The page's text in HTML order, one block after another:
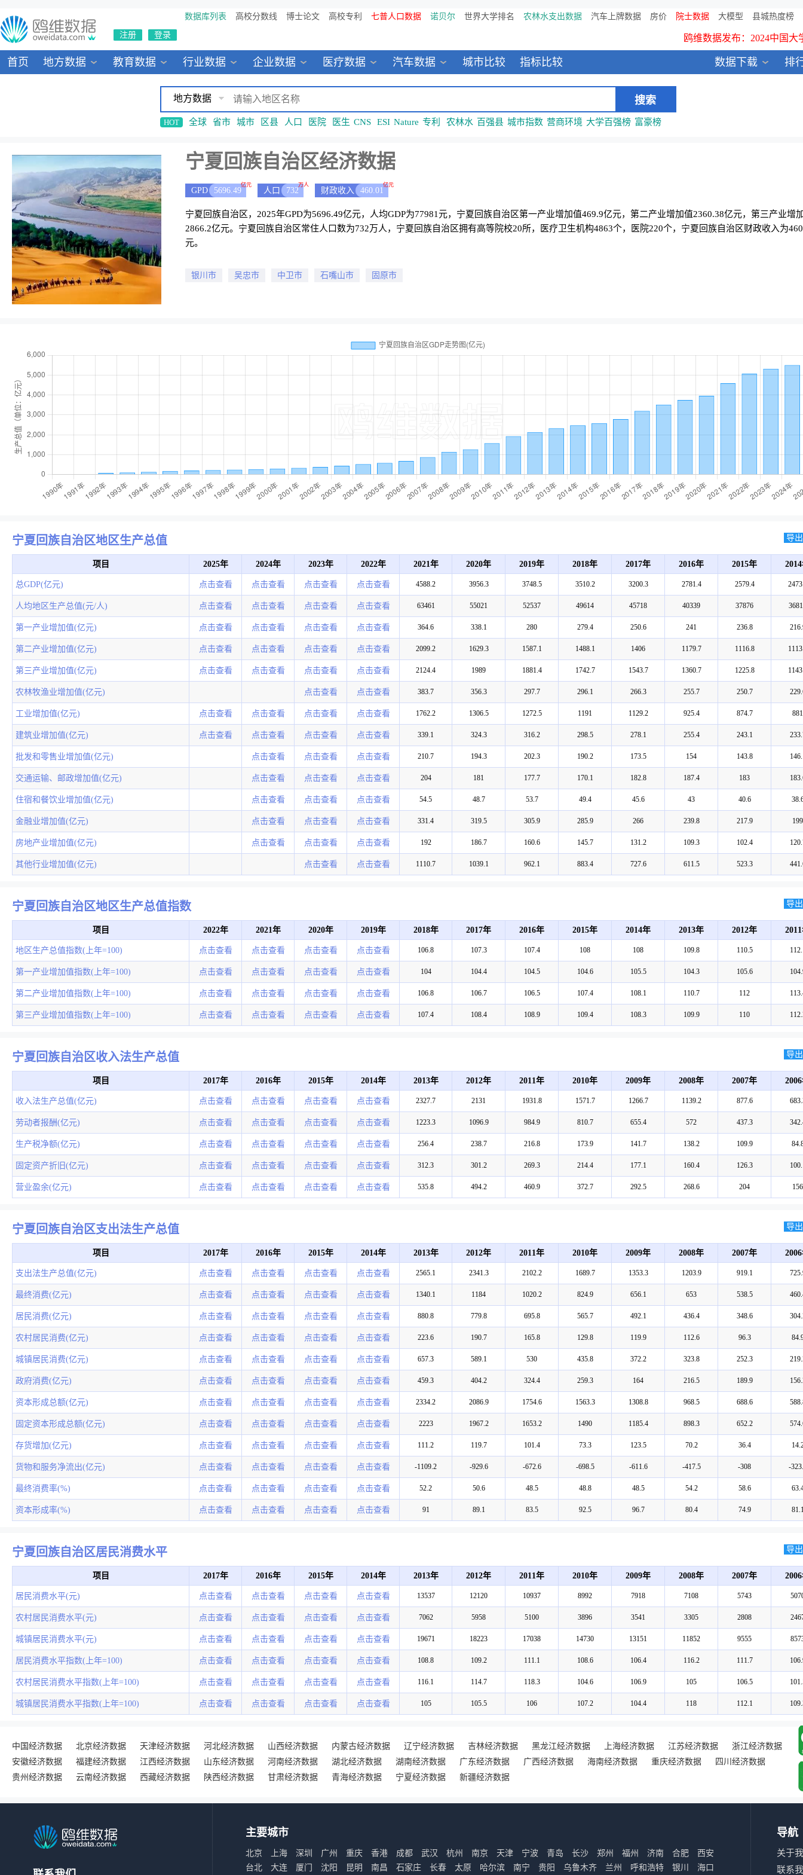
数据库列表 高校分数线 博士论文 高校专利 七普人口数据 诺贝尔 世界大学排名 农林水支出数据 汽车上牌数据 房价 院士数据 大模型 县城热度榜
注册 登录
鸥维数据发布：2024中国大
所有数
全新医院库 包含11万多医疗
首页 地方数据 教育数据 行业数据 企业数据 医疗数据 汽车数据 城市比较 指标比较 排
数据下载
地方数据
HOT 全球 省市 城市 区县 人口 医院 医生 CNS ESI Nature 专利 农林水 百强县 城市指数 营商环境 大学百强榜 富豪榜
宁夏回族自治区经济数据
GPD 5696.49
亿元
人口 732
万人
财政收入 460.01
亿元
宁夏回族自治区，2025年GPD为5696.49亿元，人均GDP为77981元，宁夏回族自治区第一产业增加值469.9亿元，第二产业增加值2360.38亿元，第三产业增
2866.2亿元。宁夏回族自治区常住人口数为732万人，宁夏回族自治区拥有高等院校20所，医疗卫生机构4863个，医院220个，宁夏回族自治区财政收入为
元。
银川市 吴忠市 中卫市 石嘴山市 固原市
宁夏回族自治区地区生产总值 导
项目 2025年 2024年 2023年 2022年 2021年 2020年 2019年 2018年 2017年 2016年 2015年
总GDP(亿元) 点击查看 点击查看 点击查看 点击查看 4588.2 3956.3 3748.5 3510.2 3200.3 2781.4 2579.4
人均地区生产总值(元/人) 点击查看 点击查看 点击查看 点击查看 63461 55021 52537 49614 45718 40339 37876
第一产业增加值(亿元) 点击查看 点击查看 点击查看 点击查看 364.6 338.1 280 279.4 250.6 241 236.8
第二产业增加值(亿元) 点击查看 点击查看 点击查看 点击查看 2099.2 1629.3 1587.1 1488.1 1406 1179.7 1116.8
第三产业增加值(亿元) 点击查看 点击查看 点击查看 点击查看 2124.4 1989 1881.4 1742.7 1543.7 1360.7 1225.8
农林牧渔业增加值(亿元) 点击查看 点击查看 383.7 356.3 297.7 296.1 266.3 255.7 250.7
工业增加值(亿元) 点击查看 点击查看 点击查看 点击查看 1762.2 1306.5 1272.5 1191 1129.2 925.4 874.7 881
建筑业增加值(亿元) 点击查看 点击查看 点击查看 点击查看 339.1 324.3 316.2 298.5 278.1 255.4 243.1
批发和零售业增加值(亿元) 点击查看 点击查看 点击查看 210.7 194.3 202.3 190.2 173.5 154 143.8
交通运输、邮政增加值(亿元) 点击查看 点击查看 点击查看 204 181 177.7 170.1 182.8 187.4 183
住宿和餐饮业增加值(亿元) 点击查看 点击查看 点击查看 54.5 48.7 53.7 49.4 45.6 43 40.6
金融业增加值(亿元) 点击查看 点击查看 点击查看 331.4 319.5 305.9 285.9 266 239.8 217.9 199
房地产业增加值(亿元) 点击查看 点击查看 点击查看 192 186.7 160.6 145.7 131.2 109.3 102.4
其他行业增加值(亿元) 点击查看 点击查看 1110.7 1039.1 962.1 883.4 727.6 611.5 523.3
宁夏回族自治区地区生产总值指数 导
项目 2022年 2021年 2020年 2019年 2018年 2017年 2016年 2015年 2014年 2013年 2012年
地区生产总值指数(上年=100) 点击查看 点击查看 点击查看 点击查看 106.8 107.3 107.4 108 108 109.8 110.5
第一产业增加值指数(上年=100) 点击查看 点击查看 点击查看 点击查看 104 104.4 104.5 104.6 105.5 104.3 105.6
第二产业增加值指数(上年=100) 点击查看 点击查看 点击查看 点击查看 106.8 106.7 106.5 107.4 108.1 110.7 112
第三产业增加值指数(上年=100) 点击查看 点击查看 点击查看 点击查看 107.4 108.4 108.9 109.4 108.3 109.9 110
宁夏回族自治区收入法生产总值 导
项目 2017年 2016年 2015年 2014年 2013年 2012年 2011年 2010年 2009年 2008年 2007年
收入法生产总值(亿元) 点击查看 点击查看 点击查看 点击查看 2327.7 2131 1931.8 1571.7 1266.7 1139.2 877.6
劳动者报酬(亿元) 点击查看 点击查看 点击查看 点击查看 1223.3 1096.9 984.9 810.7 655.4 572 437.3
生产税净额(亿元) 点击查看 点击查看 点击查看 点击查看 256.4 238.7 216.8 173.9 141.7 138.2 109.9
固定资产折旧(亿元) 点击查看 点击查看 点击查看 点击查看 312.3 301.2 269.3 214.4 177.1 160.4 126.3
营业盈余(亿元) 点击查看 点击查看 点击查看 点击查看 535.8 494.2 460.9 372.7 292.5 268.6 204 156
宁夏回族自治区支出法生产总值 导
项目 2017年 2016年 2015年 2014年 2013年 2012年 2011年 2010年 2009年 2008年 2007年
支出法生产总值(亿元) 点击查看 点击查看 点击查看 点击查看 2565.1 2341.3 2102.2 1689.7 1353.3 1203.9 919.1
最终消费(亿元) 点击查看 点击查看 点击查看 点击查看 1340.1 1184 1020.2 824.9 656.1 653 538.5
居民消费(亿元) 点击查看 点击查看 点击查看 点击查看 880.8 779.8 695.8 565.7 492.1 436.4 348.6
农村居民消费(亿元) 点击查看 点击查看 点击查看 点击查看 223.6 190.7 165.8 129.8 119.9 112.6 96.3
城镇居民消费(亿元) 点击查看 点击查看 点击查看 点击查看 657.3 589.1 530 435.8 372.2 323.8 252.3
政府消费(亿元) 点击查看 点击查看 点击查看 点击查看 459.3 404.2 324.4 259.3 164 216.5 189.9
资本形成总额(亿元) 点击查看 点击查看 点击查看 点击查看 2334.2 2086.9 1754.6 1563.3 1308.8 968.5 688.6
固定资本形成总额(亿元) 点击查看 点击查看 点击查看 点击查看 2223 1967.2 1653.2 1490 1185.4 898.3 652.2
存货增加(亿元) 点击查看 点击查看 点击查看 点击查看 111.2 119.7 101.4 73.3 123.5 70.2 36.4
货物和服务净流出(亿元) 点击查看 点击查看 点击查看 点击查看 -1109.2 -929.6 -672.6 -698.5 -611.6 -417.5 -308 -
最终消费率(%) 点击查看 点击查看 点击查看 点击查看 52.2 50.6 48.5 48.8 48.5 54.2 58.6
资本形成率(%) 点击查看 点击查看 点击查看 点击查看 91 89.1 83.5 92.5 96.7 80.4 74.9
宁夏回族自治区居民消费水平 导
项目 2017年 2016年 2015年 2014年 2013年 2012年 2011年 2010年 2009年 2008年 2007年
居民消费水平(元) 点击查看 点击查看 点击查看 点击查看 13537 12120 10937 8992 7918 7108 5743
农村居民消费水平(元) 点击查看 点击查看 点击查看 点击查看 7062 5958 5100 3896 3541 3305 2808
城镇居民消费水平(元) 点击查看 点击查看 点击查看 点击查看 19671 18223 17038 14730 13151 11852 9555
居民消费水平指数(上年=100) 点击查看 点击查看 点击查看 点击查看 108.8 109.2 111.1 108.6 106.4 116.2 111.7
农村居民消费水平指数(上年=100) 点击查看 点击查看 点击查看 点击查看 116.1 114.7 118.3 104.6 106.9 105 106.5
城镇居民消费水平指数(上年=100) 点击查看 点击查看 点击查看 点击查看 105 105.5 106 107.2 104.4 118 112.1
中国经济数据 北京经济数据 天津经济数据 河北经济数据 山西经济数据 内蒙古经济数据 辽宁经济数据 吉林经济数据 黑龙江经济数据 上海经济数据 江苏经济数据
浙江经济数据
安徽经济数据
福建经济数据 江西经济数据 山东经济数据 河南经济数据 湖北经济数据 湖南经济数据 广东经济数据 广西经济数据 海南经济数据 重庆经济数据
四川经济数据
贵州经济数据
云南经济数据 西藏经济数据 陕西经济数据 甘肃经济数据 青海经济数据 宁夏经济数据 新疆经济数据
主要城市
北京 上海 深圳 广州 重庆 香港 成都 武汉 杭州 南京 天津 宁波 青岛 长沙 郑州 福州 济南 合肥
西安
台北
大连 厦门 沈阳 昆明 南昌 石家庄 长春 太原 哈尔滨 南宁 贵阳 乌鲁木齐 兰州 呼和浩特 银川 海口
导航
关于
联系